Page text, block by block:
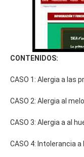
CONTENIDOS:
CASO 1: Alergia a las
CASO 2: Alergia al
CASO 3: Alergia a al
CASO 4: Intolerancia